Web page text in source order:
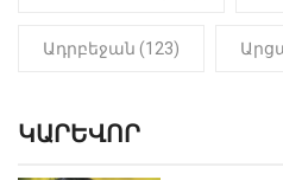
Ադրբեջան (123)
ԿԱՐԵՎՈՐ